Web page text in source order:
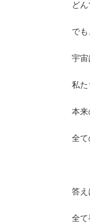
ど
でも
宇宙
私た
本来
全て
答え
全て